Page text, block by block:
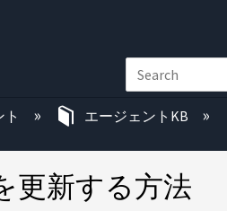
エージェントKB
更新する方法